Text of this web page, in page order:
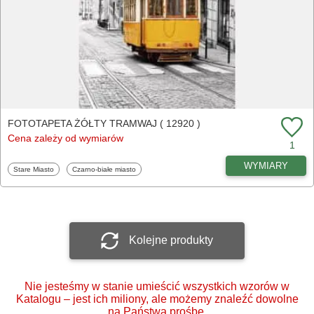
FOTOTAPETA ŻÓŁTY TRAMWAJ ( 12920 )
Cena zależy od wymiarów
1
Fototapety
Stare Miasto Fototapety
Czarno-białe miasto WYMIARY
Kolejne produkty
Nie jesteśmy w stanie umieścić wszystkich wzorów w
Katalogu – jest ich miliony, ale możemy znaleźć dowolne
na Państwa prośbę.